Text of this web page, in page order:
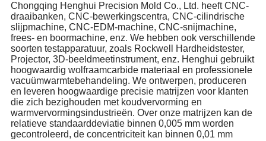
Chongqing Henghui Precision Mold Co., Ltd. heeft CNC-
draaibanken, CNC-bewerkingscentra, CNC-cilindrische
slijpmachine, CNC-EDM-machine, CNC-snijmachine,
frees- en boormachine, enz. We hebben ook verschillende
soorten testapparatuur, zoals Rockwell Hardheidstester,
Projector, 3D-beeldmeetinstrument, enz. Henghui gebruikt
hoogwaardig wolfraamcarbide materiaal en professionele
vacuümwarmtebehandeling. We ontwerpen, produceren
en leveren hoogwaardige precisie matrijzen voor klanten
die zich bezighouden met koudvervorming en
warmvervormingsindustrieën. Over onze matrijzen kan de
relatieve standaarddeviatie binnen 0,005 mm worden
gecontroleerd, de concentriciteit kan binnen 0,01 mm